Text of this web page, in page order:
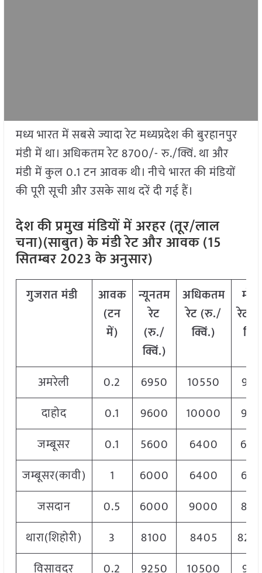
मध्य भारत में सबसे ज्यादा रेट मध्यप्रदेश की बुरहानपुर
मंडी में था। अधिकतम रेट 8700/- रु./क्विं. था और
मंडी में कुल 0.1 टन आवक थी। नीचे भारत की मंडियों
की पूरी सूची और उसके साथ दरें दी गई हैं।
देश की प्रमुख मंडियों में अरहर (तूर/लाल
चना)(साबुत) के मंडी रेट और आवक (15
सितम्बर 2023 के अनुसार)
गुजरातमंडी
आवक
(टन
में)
न्यूनतम
रेट
(रु./
क्विं.)
अधिकतम
रेट (रु./
क्विं.)
रेट
अमरेली 0.2 6950 10550
दाहोद
0.1 9600 10000
जम्बूसर
0.1 5600 6400
जम्बूसर(कावी)
1 6000 6400
जसदान
0.5 6000 9000
थारा(शिहोरी)
3 8100 8405